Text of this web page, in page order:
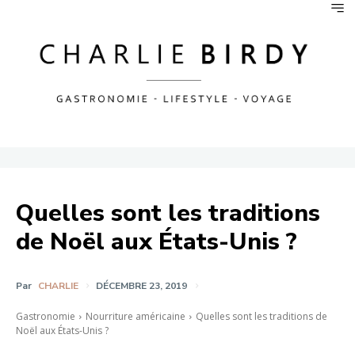
Quelles sont les traditions
de Noël aux États-Unis ?
Par CHARLIE DÉCEMBRE 23, 2019
Gastronomie Nourriture américaine
Quelles sont les traditions de
Noël aux États-Unis ?